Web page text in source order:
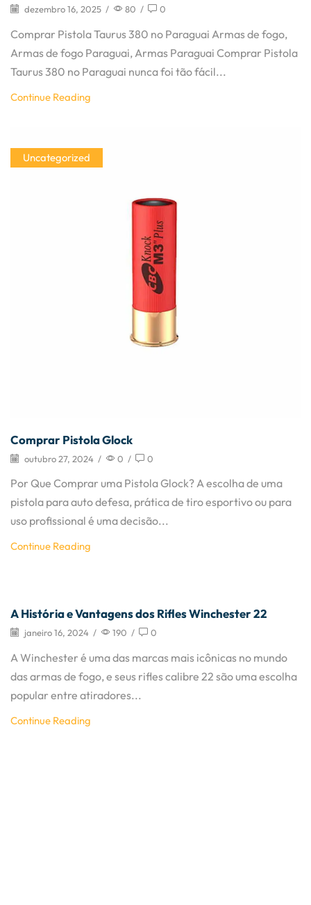
dezembro 16, 2025 / 80 / 0
Comprar Pistola Taurus 380 no Paraguai Armas de fogo,
Armas de fogo Paraguai, Armas Paraguai Comprar Pistola
Taurus 380 no Paraguai nunca foi tão fácil...
Continue Reading
Uncategorized
Comprar Pistola Glock
outubro 27, 2024 / 0 / 0
Por Que Comprar uma Pistola Glock? A escolha de uma
pistola para auto defesa, prática de tiro esportivo ou para
uso profissional é uma decisão...
Continue Reading
Artigos
A História e Vantagens dos Rifles Winchester 22
janeiro 16, 2024 / 190 / 0
A Winchester é uma das marcas mais icônicas no mundo
das armas de fogo, e seus rifles calibre 22 são uma escolha
popular entre atiradores...
Continue Reading